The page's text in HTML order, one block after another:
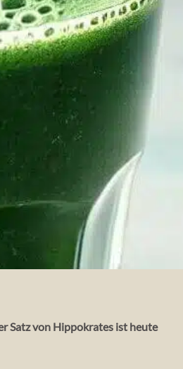
Satz von Hippokratesist heute